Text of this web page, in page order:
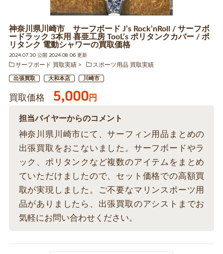
神奈川県川崎市 サーフボード J’s Rock’nRoll / サーフボ
ードラック 3本用 喜亜工房 TooL’s ポリタンクカバー / ポ
リタンク 電動シャワーの買取価格
2024.07.30 公開 2024.08.06 更新
サーフボード 買取実績
スポーツ用品 買取実績
出張買取 大和本店 川崎市
買取価格 5,000円
担当バイヤーからのコメント
神奈川県川崎市にて、サーフィン用品まとめの
出張買取をおこないました。サーフボードやラ
ック、ポリタンクなど複数のアイテムをまとめ
ていただけましたので、セット価格での高額買
取が実現しました。ご不要なマリンスポーツ用
品がありましたら、出張買取のアシストまでお
気軽にお問い合わせください。